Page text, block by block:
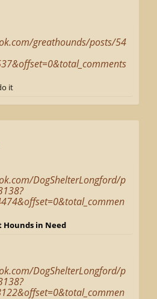
greathounds/posts/54
it
DogShelterLongford/p
Hounds in Need
DogShelterLongford/p